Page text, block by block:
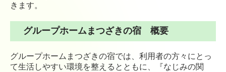
小郡みすずの森保育園
ななほし三沢
きます。
グループホームまつざきの宿 概要
グループホームまつざきの宿では、利用者の方々にとっ
て生活しやすい環境を整えるとともに、『なじみの関